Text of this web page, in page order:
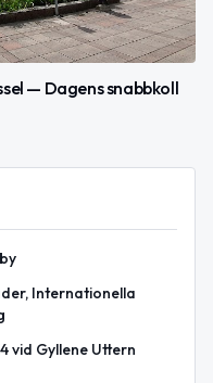
— Dagens snabbkoll
Internationella
vid Gyllene Uttern